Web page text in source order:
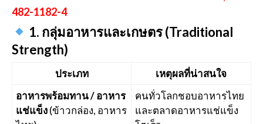
482-1182-4
1. กลุ่มอาหารและเกษตร (Traditional
Strength)
ประเภท
เหตุผลที่น่าสนใจ
อาหารพร้อมทาน / อาหาร
แช่แข็ง(ข้าวกล่อง, อาหาร
คนทั่วโลกชอบอาหารไทย
และตลาดอาหารแช่แข็ง